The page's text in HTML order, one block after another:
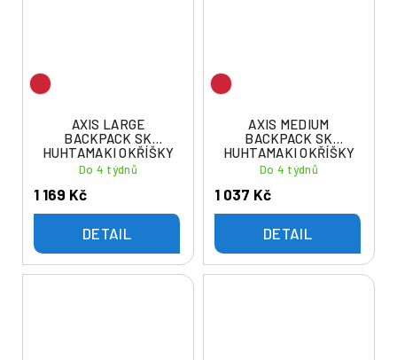
AXIS LARGE
BACKPACK SK
HUHTAMAKI OKŘÍŠKY
Do 4 týdnů
1 169 Kč
DETAIL
AXIS MEDIUM
BACKPACK SK
HUHTAMAKI OKŘÍŠKY
Do 4 týdnů
1 037 Kč
DETAIL